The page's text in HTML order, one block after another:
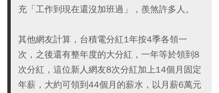
充「工作到現在還沒加班過」，羨煞許多人。
其他網友計算，台積電分紅1年按4季各領一
次，之後還有整年度的大分紅，一年等於領到8
次分紅，這位新人網友8次分紅加上14個月固定
年薪，大約可領到44個月的薪水，以月薪6萬元